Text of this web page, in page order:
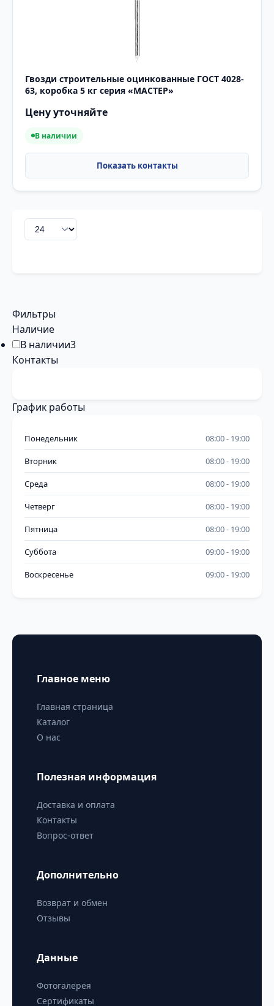
Гвозди строительные оцинкованные ГОСТ 4028-
63, коробка 5 кг серия «МАСТЕР»
Цену уточняйте
В наличии
Фильтры
Наличие
В наличии3
Контакты
График работы
Понедельник 08:00 19:00
Вторник 08:00 19:00
Среда 08:00 19:00
Четверг 08:00 19:00
Пятница 08:00 19:00
Суббота 09:00 19:00
Воскресенье 09:00 19:00
Главное меню
Главная страница
Каталог
О нас
Полезная информация
Доставка и оплата
Контакты
Вопрос-ответ
Дополнительно
Возврат и обмен
Отзывы
Данные
Фотогалерея
Сертификаты